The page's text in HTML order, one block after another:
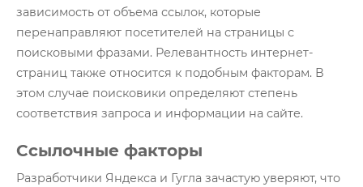
зависимость от объема ссылок, которые
перенаправляют посетителей на страницы с
поисковыми фразами. Релевантность интернет-
страниц также относится к подобным факторам. В
этом случае поисковики определяют степень
соответствия запроса и информации на сайте.
Ссылочные факторы
Разработчики Яндекса и Гугла зачастую уверяют, что
Глоссарий
О нас
Контакты